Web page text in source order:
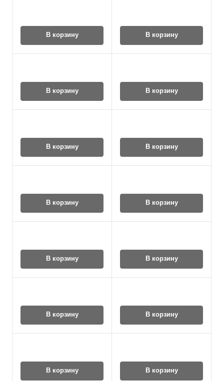
В корзину В корзину
В корзину В корзину
В корзину В корзину
В корзину В корзину
В корзину В корзину
В корзину В корзину
В корзину В корзину